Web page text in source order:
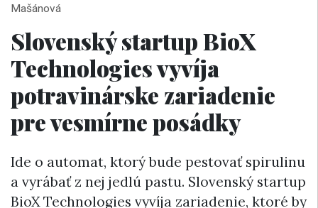
Mašánová
Slovenský startup BioX
Technologies vyvíja
potravinárske zariadenie
pre vesmírne posádky
Ide o automat, ktorý bude pestovať spirulinu
a vyrábať z nej jedlú pastu. Slovenský startup
BioX Technologies vyvíja zariadenie, ktoré by